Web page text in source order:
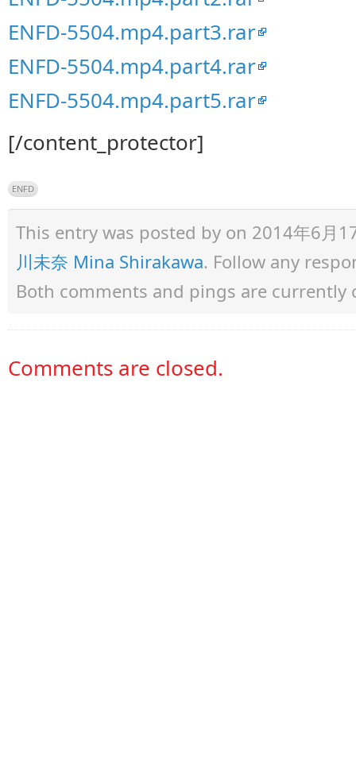
ENFD-5504.mp4.part3.rar
ENFD-5504.mp4.part4.rar
ENFD-5504.mp4.part5.rar
[/content_protector]
ENFD
This entry was posted by on 2014年6月
川未奈 Mina Shirakawa. Follow any
Both comments and pings are currently
Comments are closed.